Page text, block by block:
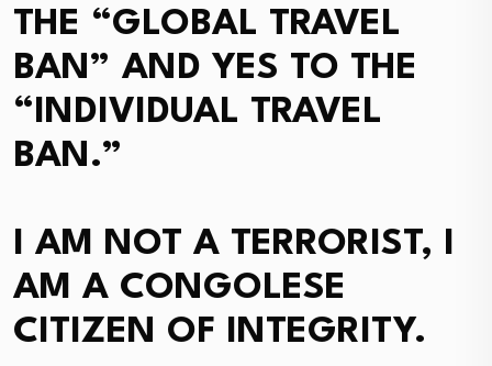
THE “GLOBAL TRAVEL
BAN” AND YES TO THE
“INDIVIDUAL TRAVEL
BAN.”
I AM NOT A TERRORIST, I
AM A CONGOLESE
CITIZEN OF INTEGRITY.